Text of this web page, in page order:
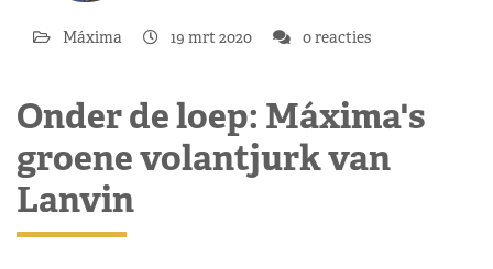
Máxima 19 mrt 2020 0 reacties
Onder de loep: Máxima's
groene volantjurk van
Lanvin